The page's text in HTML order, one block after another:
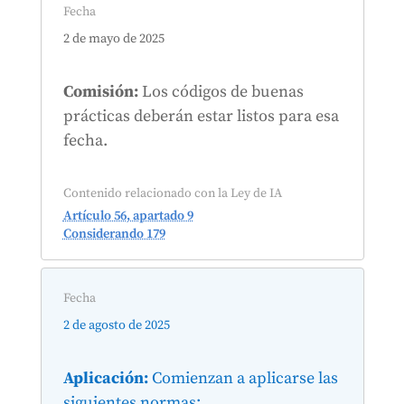
Fecha
2 de mayo de 2025
Comisión:Los códigos de buenas
prácticas deberán estar listos para esa
fecha.
Contenido relacionado con la Ley de IA
Artículo 56, apartado 9
Considerando 179
Fecha
2 de agosto de 2025
Aplicación:Comienzan a aplicarse las